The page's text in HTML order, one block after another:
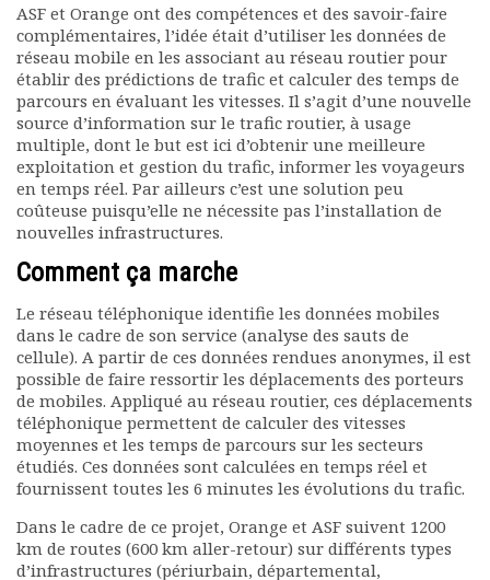
ASF et Orange ont des compétences et des savoir-faire
complémentaires, l’idée était d’utiliser les données de
réseau mobile en les associant au réseau routier pour
établir des prédictions de trafic et calculer des temps de
parcours en évaluant les vitesses. Il s’agit d’une nouvelle
source d’information sur le trafic routier, à usage
multiple, dont le but est ici d’obtenir une meilleure
exploitation et gestion du trafic, informer les voyageurs
en temps réel. Par ailleurs c’est une solution peu
coûteuse puisqu’elle ne nécessite pas l’installation de
nouvelles infrastructures.
Comment ça marche
Le réseau téléphonique identifie les données mobiles
dans le cadre de son service (analyse des sauts de
cellule). A partir de ces données rendues anonymes, il est
possible de faire ressortir les déplacements des porteurs
de mobiles. Appliqué au réseau routier, ces déplacements
téléphonique permettent de calculer des vitesses
moyennes et les temps de parcours sur les secteurs
étudiés. Ces données sont calculées en temps réel et
fournissent toutes les 6 minutes les évolutions du trafic.
Dans le cadre de ce projet, Orange et ASF suivent 1200
km de routes (600 km aller-retour) sur différents types
d’infrastructures (périurbain, départemental,